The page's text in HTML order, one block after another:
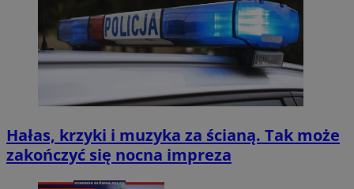
Hałas, krzyki i muzyka za ścianą. Tak może
zakończyć się nocna impreza